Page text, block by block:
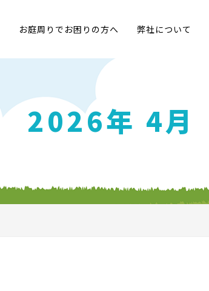
お庭周りでお困りの方へ 弊社について
2026年 4月